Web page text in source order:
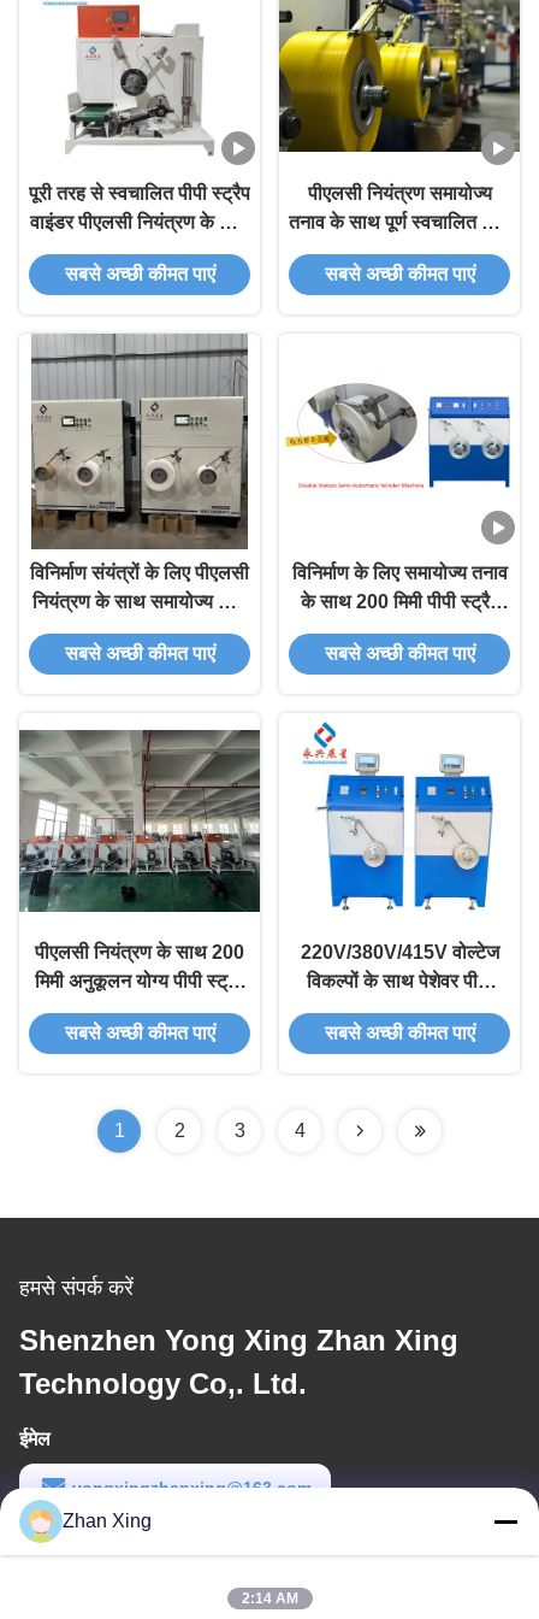
पूरी तरह से स्वचालित पीपी स्ट्रैप
वाइंडर पीएलसी नियंत्रण के साथ
200 मिमी व्यास
सबसे अच्छी कीमत पाएं
पीएलसी नियंत्रण समायोज्य
तनाव के साथ पूर्ण स्वचालित पीपी
स्ट्रैप वाइंडर
सबसे अच्छी कीमत पाएं
विनिर्माण संयंत्रों के लिए पीएलसी
नियंत्रण के साथ समायोज्य पीपी
स्ट्रैप वाइंडर
सबसे अच्छी कीमत पाएं
विनिर्माण के लिए समायोज्य तनाव
के साथ 200 मिमी पीपी स्ट्रैप
वाइंडर
सबसे अच्छी कीमत पाएं
पीएलसी नियंत्रण के साथ 200
मिमी अनुकूलन योग्य पीपी स्ट्रैप
वाइंडर
सबसे अच्छी कीमत पाएं
220V/380V/415V वोल्टेज
विकल्पों के साथ पेशेवर पीपी
स्ट्रैप बैंड वाइंडिंग मशीन
सबसे अच्छी कीमत पाएं
1 2 3 4
हमसे संपर्क करें
Shenzhen Yong Xing Zhan Xing
Technology Co,. Ltd.
ईमेल
yongxingzhanxing@163.com
कार्य समय
Zhan Xing
2:14 AM